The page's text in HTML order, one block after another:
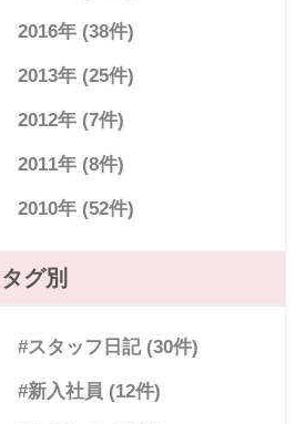
2016年 (38件)
2013年 (25件)
2012年 (7件)
2011年 (8件)
2010年 (52件)
タグ別
#スタッフ日記 (30件)
#新入社員 (12件)